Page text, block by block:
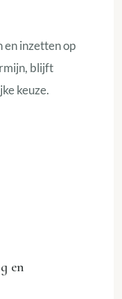
en inzetten op
blijft
keuze.
en